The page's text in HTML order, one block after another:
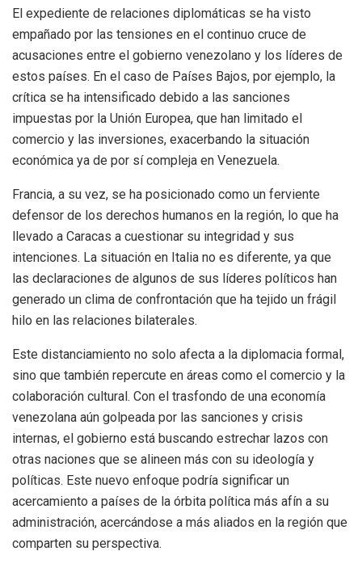
El expediente de relaciones diplomáticas se ha visto
empañado por las tensiones en el continuo cruce de
acusaciones entre el gobierno venezolano y los líderes de
estos países. En el caso de Países Bajos, por ejemplo, la
crítica se ha intensificado debido a las sanciones
impuestas por la Unión Europea, que han limitado el
comercio y las inversiones, exacerbando la situación
económica ya de por sí compleja en Venezuela.
Francia, a su vez, se ha posicionado como un ferviente
defensor de los derechos humanos en la región, lo que ha
llevado a Caracas a cuestionar su integridad y sus
intenciones. La situación en Italia no es diferente, ya que
las declaraciones de algunos de sus líderes políticos han
generado un clima de confrontación que ha tejido un frágil
hilo en las relaciones bilaterales.
Este distanciamiento no solo afecta a la diplomacia formal,
sino que también repercute en áreas como el comercio y la
colaboración cultural. Con el trasfondo de una economía
venezolana aún golpeada por las sanciones y crisis
internas, el gobierno está buscando estrechar lazos con
otras naciones que se alineen más con su ideología y
políticas. Este nuevo enfoque podría significar un
acercamiento a países de la órbita política más afín a su
administración, acercándose a más aliados en la región que
comparten su perspectiva.